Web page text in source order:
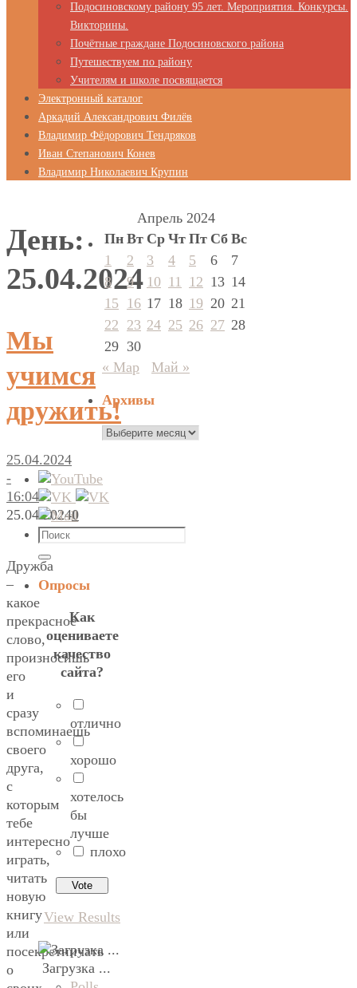
Подосиновскому району 95 лет. Мероприятия. Конкурсы.
Викторины.
Почётные граждане Подосиновского района
Путешествуем по району
Учителям и школе посвящается
Электронный каталог
Аркадий Александрович Филёв
Владимир Фёдорович Тендряков
Иван Степанович Конев
Владимир Николаевич Крупин
День:
25.04.2024
Мы
учимся
дружить!
25.04.2024
-
16:04
25.04.20240
Дружба
–
какое
прекрасное
слово,
произносишь
его
и
сразу
вспоминаешь
своего
друга,
с
которым
тебе
интересно
играть,
читать
новую
книгу
или
посекретничать
о
Апрель 2024
Пн Вт Ср Чт Пт Сб Вс
1
2 3 4 5 6
7
8
9 10 11 12 13 14
15
16 17 18 19 20 21
22 23 24 25 26 27 28
29 30
« Мар
Май »
Архивы
Архивы
Что
искать:
Поиск
Опросы
Как
оцениваете
качество
сайта?
отлично
хорошо
хотелось
бы
лучше
плохо
View Results
Загрузка ...